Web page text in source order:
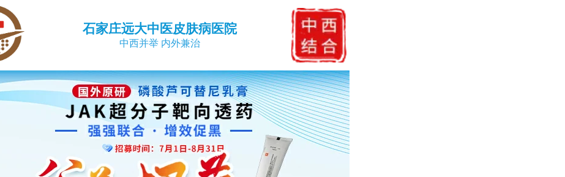
石家庄远大中医皮肤病医院
中西并举 内外兼治